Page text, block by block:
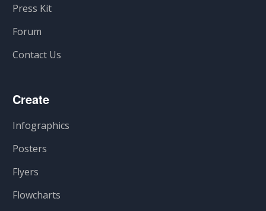
Press Kit
Forum
Contact Us
Create
Infographics
Posters
Flyers
Flowcharts